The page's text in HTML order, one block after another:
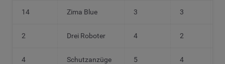
14 Zima Blue 3 3
2 Drei Roboter 4 2
4 Schutzanzüge 5 4